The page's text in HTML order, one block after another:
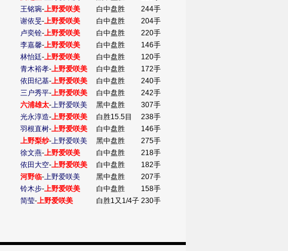
王铭琬-上野爱咲美 白中盘胜
244手
谢依旻-上野爱咲美 白中盘胜
204手
卢奕铨-上野爱咲美 白中盘胜
220手
李嘉馨-上野爱咲美 白中盘胜
146手
林怡廷-上野爱咲美 白中盘胜
120手
青木裕孝-上野爱咲美 白中盘胜
172手
依田纪基-上野爱咲美 白中盘胜
240手
三户秀平-上野爱咲美 白中盘胜
242手
六浦雄太-上野爱咲美 黑中盘胜
307手
光永淳造-上野爱咲美 白胜15.5目
238手
羽根直树-上野爱咲美 白中盘胜
146手
上野梨纱-上野爱咲美 黑中盘胜
275手
徐文燕-上野爱咲美 白中盘胜
218手
依田大空-上野爱咲美 白中盘胜
182手
河野临-上野爱咲美 黑中盘胜
207手
铃木步-上野爱咲美 白中盘胜
158手
简莹-上野爱咲美 白胜1又1/4子 230手